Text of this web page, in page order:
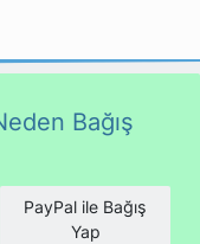
Bağış
PayPal ile Bağış
Yap